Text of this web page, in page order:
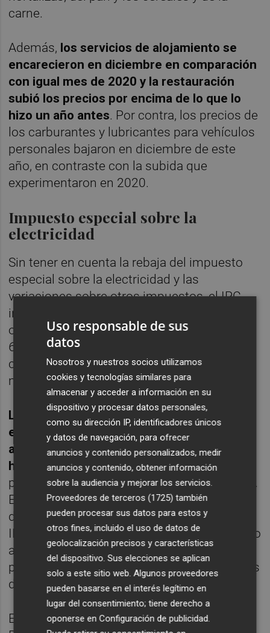
carne.
Además, los servicios de alojamiento se
encarecieron en diciembre en comparación
con igual mes de 2020 y la restauración
subió los precios por encima de lo que lo
hizo un año antes. Por contra, los precios de
los carburantes y lubricantes para vehículos
personales bajaron en diciembre de este
año, en contraste con la subida que
experimentaron en 2020.
Impuesto especial sobre la
electricidad
Sin tener en cuenta la rebaja del impuesto
especial sobre la electricidad y las
variaciones sobre otros impuestos, el IPC
interanual alcanzó en diciembre el 7,3%,
ocho décimas más que la tasa general del
6,5%. Así lo refleja el IPC a impuestos
constantes que el INE también publica en el
marco de esta estadística.
La inflación subyacente (sin alimentos no
elaborados ni productos energéticos)
aumentó en diciembre cuatro décimas,
hasta el 2,1%, con lo que se sitúa casi 4,5
puntos por debajo de la tasa del IPC general.
Es la tasa más elevada de la subyacente
desde marzo de 2013. En tasa mensual, el
IPC encadenó su quinto repunte consecutivo
al subir un 1,2% en diciembre, casi un punto
por encima del ascenso registrado en el mes
de noviembre.
En el último mes de 2021, el Índice de
Uso responsable de sus
datos
Nosotros y nuestros socios utilizamos
cookies y tecnologías similares para
almacenar y acceder a información en su
dispositivo y procesar datos personales,
como su dirección IP, identificadores únicos
y datos de navegación, para ofrecer
anuncios y contenido personalizados, medir
anuncios y contenido, obtener información
sobre la audiencia y mejorar los servicios.
Proveedores de terceros (1725) también
pueden procesar sus datos para estos y
otros fines, incluido el uso de datos de
geolocalización precisos y características
del dispositivo. Sus elecciones se aplican
solo a este sitio web. Algunos proveedores
pueden basarse en el interés legítimo en
lugar del consentimiento; tiene derecho a
oponerse enConfiguración de publicidad.